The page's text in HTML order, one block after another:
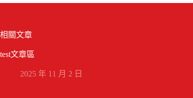
相關文章
test文章區
2025 年 11 月 2 日